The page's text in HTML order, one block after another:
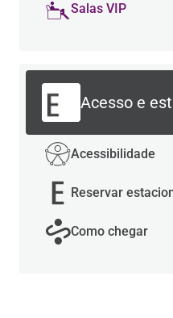
Salas VIP
Acesso e
Acessibilidade
Reservar
Como chegar